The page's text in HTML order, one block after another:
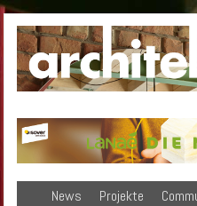
News Projekte